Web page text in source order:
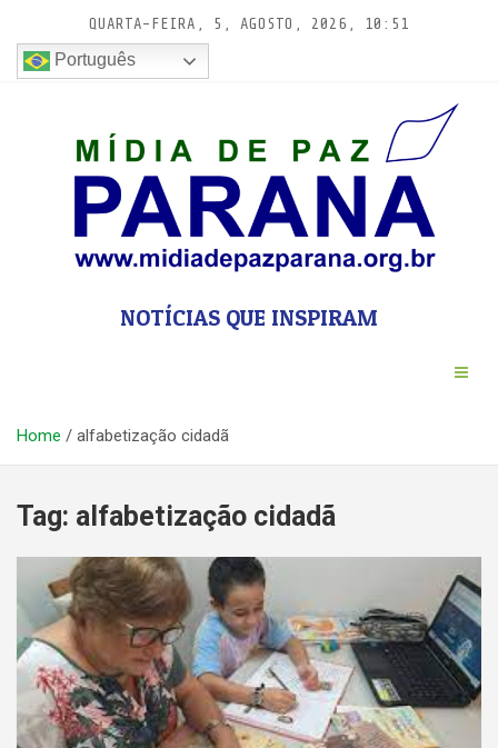
conteúdo
QUARTA-FEIRA, 5, AGOSTO, 2026, 10:51
Português
NOTÍCIAS QUE INSPIRAM
Home alfabetização cidadã
Tag: alfabetização cidadã